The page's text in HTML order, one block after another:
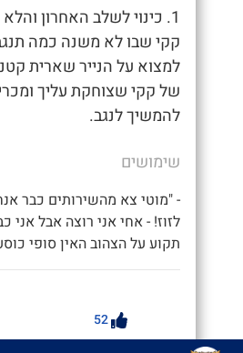
1. כינוי לשלב האחרון והלא
קקי שבו לא משנה כמה
למצוא על הנייר שארית
של קקי שצוחקת עליך
להמשיך לנגב.
שימושים
- "מוטי צא מהשירותים כבר
לזוז! - אחי אני רוצה אבל אני
תקוע על הצהוב האין סופי
52